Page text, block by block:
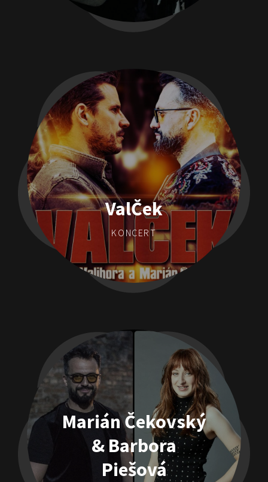
ValČek
KONCERT
Marián Čekovský
& Barbora
Piešová